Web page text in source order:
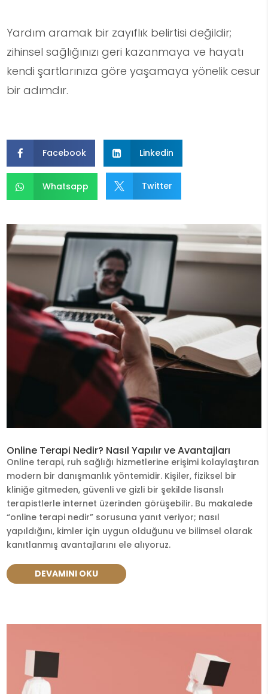
Yardım aramak bir zayıflık belirtisi değildir;
zihinsel sağlığınızı geri kazanmaya ve hayatı
kendi şartlarınıza göre yaşamaya yönelik cesur
bir adımdır.
 Facebook  Linkedin
 Whatsapp  Twitter
Online Terapi Nedir? Nasıl Yapılır ve Avantajları
Online terapi, ruh sağlığı hizmetlerine erişimi kolaylaştıran
modern bir danışmanlık yöntemidir. Kişiler, fiziksel bir
kliniğe gitmeden, güvenli ve gizli bir şekilde lisanslı
terapistlerle internet üzerinden görüşebilir. Bu makalede
“online terapi nedir” sorusuna yanıt veriyor; nasıl
yapıldığını, kimler için uygun olduğunu ve bilimsel olarak
kanıtlanmış avantajlarını ele alıyoruz.
DEVAMINI OKU